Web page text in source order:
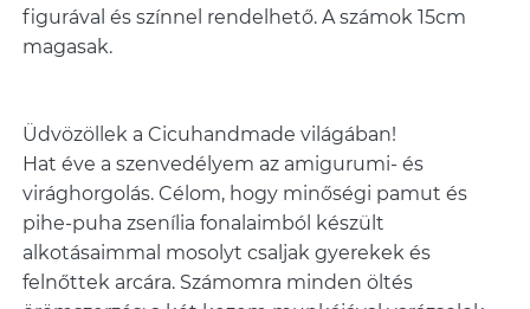
figurával és színnel rendelhető. A számok 15cm
magasak.
Üdvözöllek a Cicuhandmade világában!
​Hat éve a szenvedélyem az amigurumi- és
virághorgolás. Célom, hogy minőségi pamut és
pihe-puha zsenília fonalaimból készült
alkotásaimmal mosolyt csaljak gyerekek és
felnőttek arcára. Számomra minden öltés